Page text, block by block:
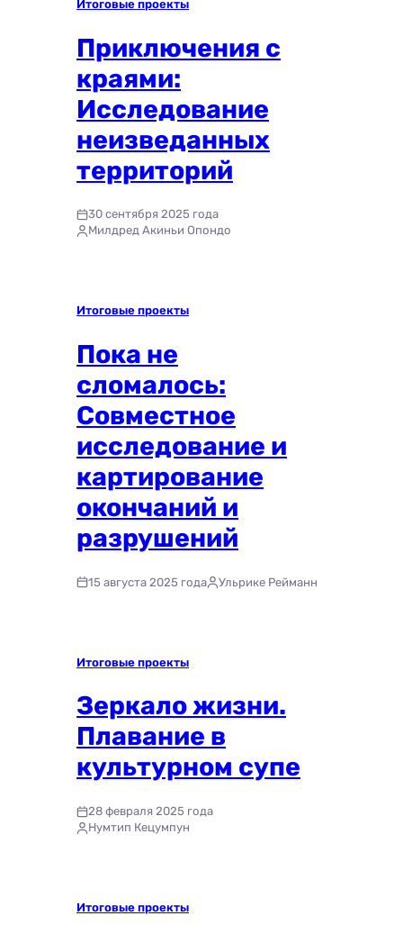
Итоговые проекты
Приключения с
краями:
Исследование
неизведанных
территорий
30 сентября 2025 года
Милдред Акиньи Опондо
Итоговые проекты
Пока не
сломалось:
Совместное
исследование и
картирование
окончаний и
разрушений
15 августа 2025 года Ульрике Рейманн
Итоговые проекты
Зеркало жизни.
Плавание в
культурном супе
28 февраля 2025 года
Нумтип Кецумпун
Итоговые проекты